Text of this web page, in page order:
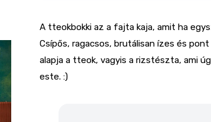
A tteokbokki az a fajta kaja, amit ha
Csípős, ragacsos, brutálisan ízes és
alapja a tteok, vagyis a rizstészta, ami
este. :)